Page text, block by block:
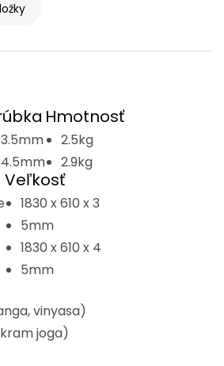
3.5mm
4.5mm
Hmotnosť
2.5kg
2.9kg
Veľkosť
1830 x 610 x 3
5mm
1830 x 610 x 4
5mm
vinyasa)
joga)